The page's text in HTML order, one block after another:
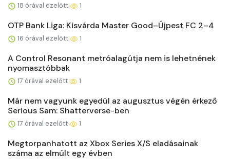
18 órával ezelőtt 1
OTP Bank Liga: Kisvárda Master Good–Újpest FC 2–4
16 órával ezelőtt 1
A Control Resonant metróalagútja nem is lehetnének
nyomasztóbbak
17 órával ezelőtt 1
Már nem vagyunk egyedül az augusztus végén érkező
Serious Sam: Shatterverse-ben
17 órával ezelőtt 1
Megtorpanhatott az Xbox Series X/S eladásainak
száma az elmúlt egy évben